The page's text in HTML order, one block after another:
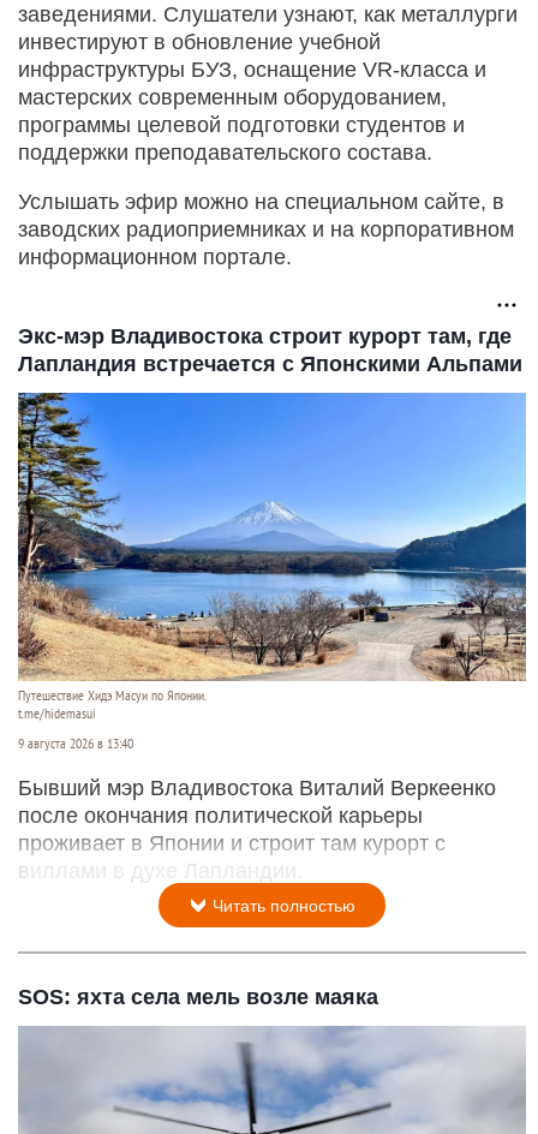
заведениями. Слушатели узнают, как металлурги
инвестируют в обновление учебной
инфраструктуры БУЗ, оснащение VR-класса и
мастерских современным оборудованием,
программы целевой подготовки студентов и
поддержки преподавательского состава.
Услышать эфир можно на специальном сайте, в
заводских радиоприемниках и на корпоративном
информационном портале.
Экс-мэр Владивостока строит курорт там, где
Лапландия встречается с Японскими Альпами
Путешествие Хидэ Масуи по Японии.
t.me/hidemasui
9 августа 2026 в 13:40
Бывший мэр Владивостока Виталий Веркеенко
после окончания политической карьеры
проживает в Японии и строит там курорт с
виллами в духе Лапландии.
Читать полностью
SOS: яхта села мель возле маяка